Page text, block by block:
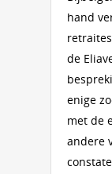
hand
de
enige
met de
andere